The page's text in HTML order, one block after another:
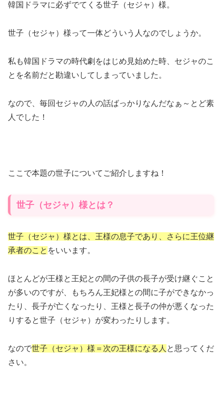
韓国ドラマに必ずでてくる世子（セジャ）様。
世子（セジャ）様って一体どういう人なのでしょうか。
私も韓国ドラマの時代劇をはじめ見始めた時、セジャのこ
とを名前だと勘違いしてしまっていました。
なので、毎回セジャの人の話ばっかりなんだなぁ～とど素
人でした！
ここで本題の世子についてご紹介しますね！
世子（セジャ）様とは？
世子（セジャ）様とは、王様の息子であり、さらに王位継
承者のこと をいいます。
ほとんどが王様と王妃との間の子供の長子が受け継ぐこと
が多いのですが、もちろん王妃様との間に子ができなかっ
たり、長子が亡くなったり、王様と長子の仲が悪くなった
りすると世子（セジャ）が変わったりします。
なので世子（セジャ）様＝次の王様になる人 と思ってくだ
さい。